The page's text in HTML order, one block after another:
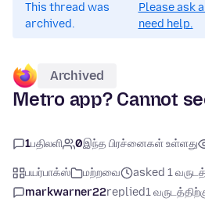
This thread was
archived.
Please ask
need help.
Archived
Metro app? Cannot
1பதிலளி 0இந்த பிரச்னைகள் உள்ளது
பயர்பாக்ஸ் மற்றவை
asked 1
markwarner22replied1